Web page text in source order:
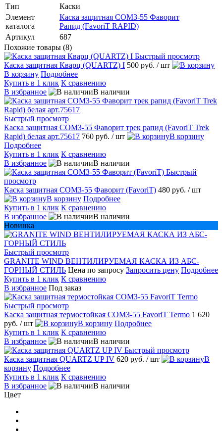
Тип
Каски
Элемент
каталога
Каска защитная СОМЗ-55 Фаворит
Рапид (FavoriT RAPID)
Артикул
687
Похожие товары (8)
Быстрый просмотр
Каска защитная Кварц (QUARTZ) I 500 руб. / шт
В корзину Подробнее
Купить в 1 клик К сравнению
В избранное
В наличии
Быстрый просмотр
Каска защитная СОМЗ-55 Фаворит трек рапид (FavoriT Trek
Rapid) белая арт.75617 760 руб. / шт
В корзину
Подробнее
Купить в 1 клик К сравнению
В избранное
В наличии
Быстрый
просмотр
Каска защитная СОМЗ-55 Фаворит (FavoriT) 480 руб. / шт
В корзину Подробнее
Купить в 1 клик К сравнению
В избранное
В наличии
Новинка
Быстрый просмотр
GRANITE WIND ВЕНТИЛИРУЕМАЯ КАСКА ИЗ AБС-
ГОРНЫЙ СТИЛЬ Цена по запросу Запросить цену Подробнее
Купить в 1 клик К сравнению
В избранное Под заказ
Быстрый просмотр
Каска защитная термостойкая СОМЗ-55 FavoriT Termo 1 620
руб. / шт В корзину Подробнее
Купить в 1 клик К сравнению
В избранное
В наличии
Быстрый просмотр
Каска защитная QUARTZ UP IV 620 руб. / шт
В
корзину Подробнее
Купить в 1 клик К сравнению
В избранное
В наличии
Цвет